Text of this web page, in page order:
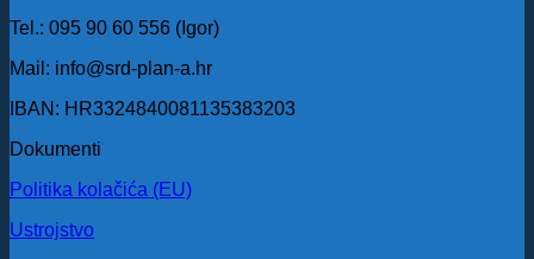
Tel.: 095 90 60 556 (Igor)
Mail: info@srd-plan-a.hr
IBAN: HR3324840081135383203
Dokumenti
Politika kolačića (EU)
Ustrojstvo